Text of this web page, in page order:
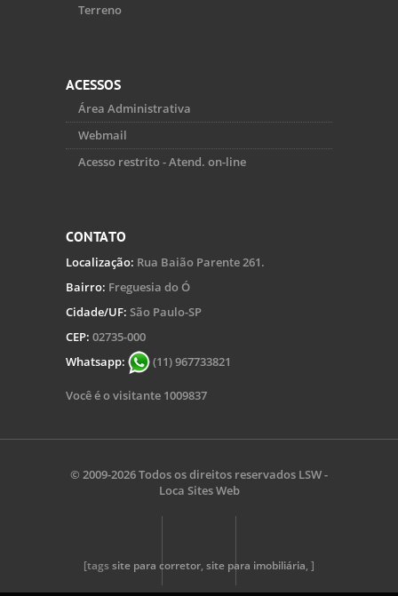
Terreno
ACESSOS
Área Administrativa
Webmail
Acesso restrito - Atend. on-line
CONTATO
Localização: Rua Baião Parente 261.
Bairro: Freguesia do Ó
Cidade/UF: São Paulo-SP
CEP: 02735-000
Whatsapp:
(11) 967733821
Você é o visitante 1009837
© 2009-2026 Todos os direitos reservados LSW -
Loca Sites Web
[tags site para corretor,site para imobiliária, ]